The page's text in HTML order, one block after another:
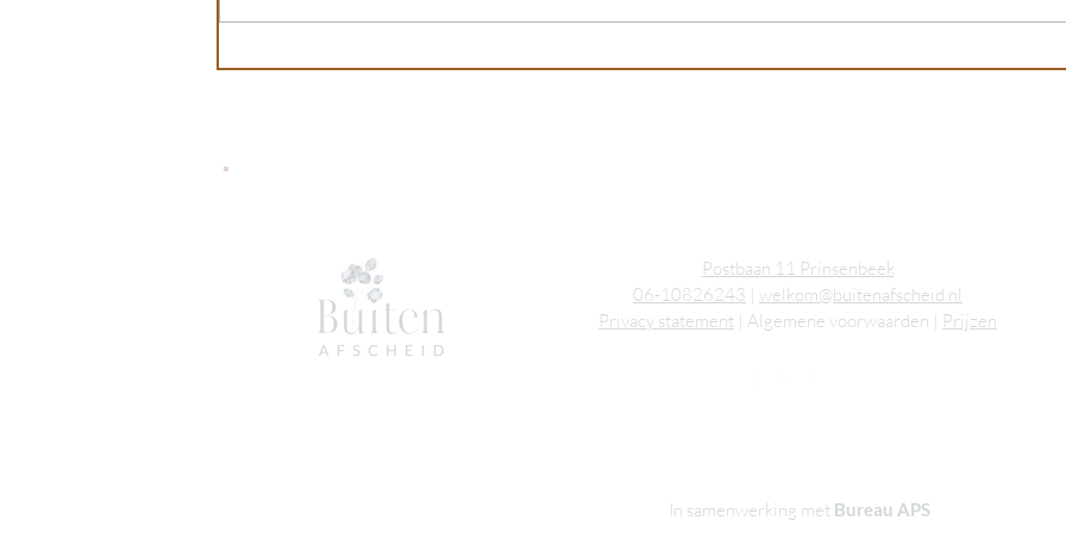
Postbaan 11 Prinsenbeek
06-10826243 | welkom@buitenafscheid.nl
Privacy statement | Algemene voorwaarden | Prijzen
In samenwerking met Bureau APS